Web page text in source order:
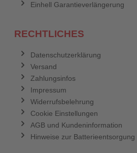
Einhell Garantieverlängerung
RECHTLICHES
Datenschutzerklärung
Versand
Zahlungsinfos
Impressum
Widerrufsbelehrung
Cookie Einstellungen
AGB und Kundeninformation
Hinweise zur Batterieentsorgung